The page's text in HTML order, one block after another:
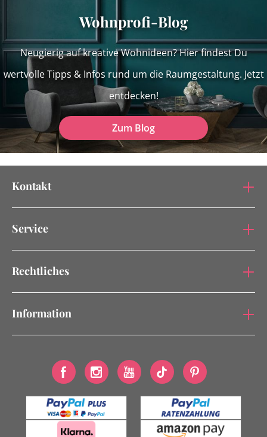
Wohnprofi-Blog
Neugierig auf kreative Wohnideen? Hier findest Du
wertvolle Tipps & Infos rund um die Raumgestaltung. Jetzt
entdecken!
Zum Blog
Kontakt
Service
Rechtliches
Information